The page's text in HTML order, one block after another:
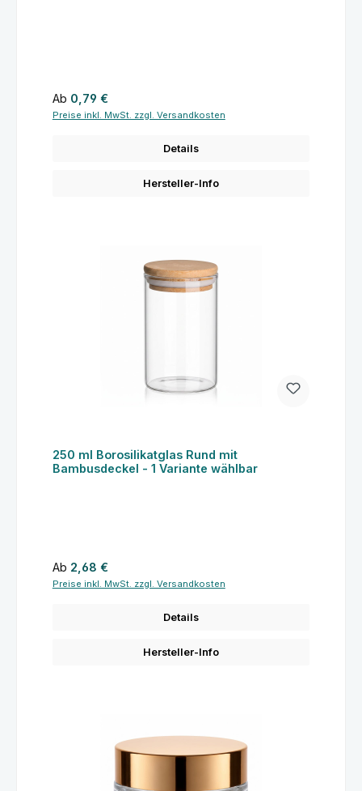
Regulärer Preis:
Ab 0,79 €
Preise inkl. MwSt. zzgl. Versandkosten
Details
Hersteller-Info
250 ml Borosilikatglas Rund mit
Bambusdeckel - 1 Variante wählbar
Regulärer Preis:
Ab 2,68 €
Preise inkl. MwSt. zzgl. Versandkosten
Details
Hersteller-Info